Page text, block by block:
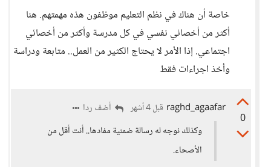
خاصة أن هناك في نظم التعليم موظفون هذه مهمتهم. هنا
أكثر من أخصائي نفسي في كل مدرسة وأكثر من أخصائي
اجتماعي. إذا الأمر لا يحتاج الكثير من العمل.. متابعة ودراسة
وأخذ اجراءات فقط
0
raghd_agaafar قبل 4 أشهر
أضف ردا
وكذلك نوجه له رسالة ضمنية مفادها.. أنت أقل من
الأصحاء.